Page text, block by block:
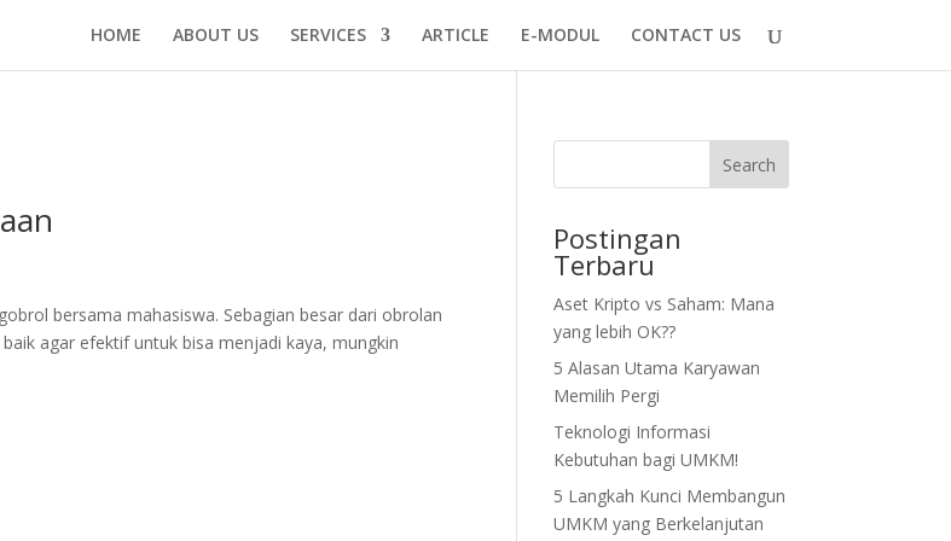
HOME ABOUT US SERVICES ARTICLE E-MODUL CONTACT US
bersama mahasiswa. Sebagian besar dari obrolan
agar efektif untuk bisa menjadi kaya, mungkin
Search
Postingan
Terbaru
Aset Kripto vs Saham: Mana
yang lebih OK??
5 Alasan Utama Karyawan
Memilih Pergi
Teknologi Informasi
Kebutuhan bagi UMKM!
5 Langkah Kunci Membangun
UMKM yang Berkelanjutan